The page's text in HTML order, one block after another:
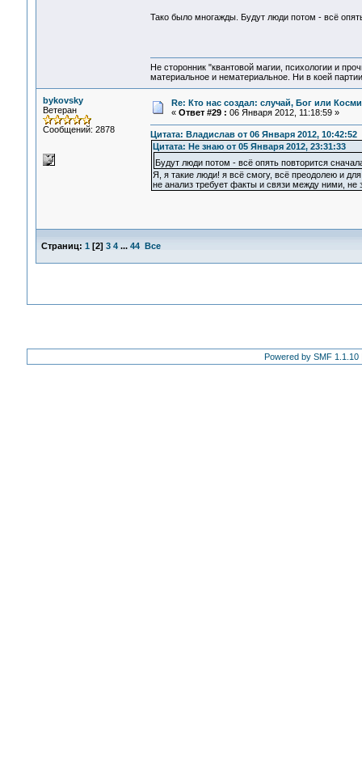
Тако было многажды. Будут люди потом - всё
Не сторонник "квантовой магии, психологии и
материальное и нематериальное. Ни в коей
bykovsky
Ветеран
Сообщений: 2878
Re: Кто нас создал: случай, Бог или
« Ответ #29 : 06 Января 2012, 11:18:59 »
Цитата: Владислав от 06 Января 2012, 10:42:52
Цитата: Не знаю от 05 Января 2012, 23:31:33
Будут люди потом - всё опять повторится
Я, я такие люди! я всё смогу, всё преодолею и
не анализ требует факты и связи между ними, не
Страниц: 1 [2] 3 4 ... 44 Все
Powered by SMF 1.1.10